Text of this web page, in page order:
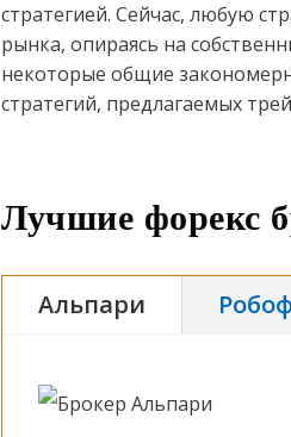
стратегией. Сейчас, любую
рынка, опираясь на
некоторые общие
стратегий, предлагаемых
Лучшие форекс
Альпари